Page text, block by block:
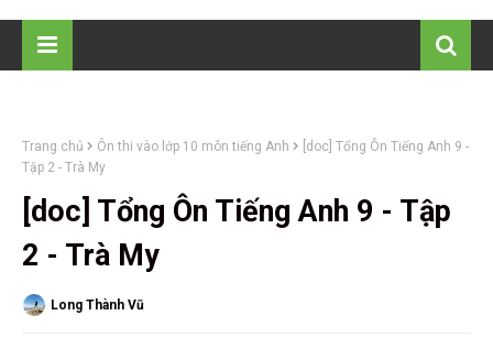
Trang chủ Ôn thi vào lớp 10 môn tiếng Anh
[doc] Tổng Ôn Tiếng Anh 9 -
Tập 2 - Trà My
[doc] Tổng Ôn Tiếng Anh 9 - Tập
2 - Trà My
Long Thành Vũ